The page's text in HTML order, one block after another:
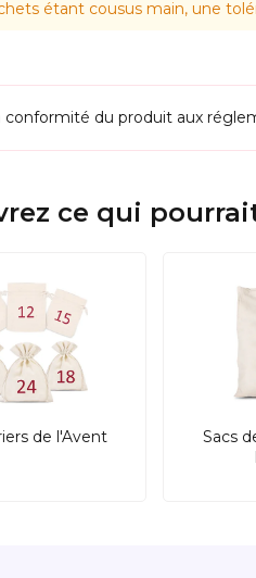
étant cousus main, une
conformité du produit aux
ce qui
de l'Avent
Sacs